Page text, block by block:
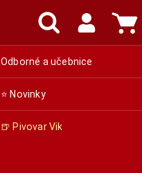
Odborné a učebnice
⭐ Novinky
🍺 Pivovar Vik